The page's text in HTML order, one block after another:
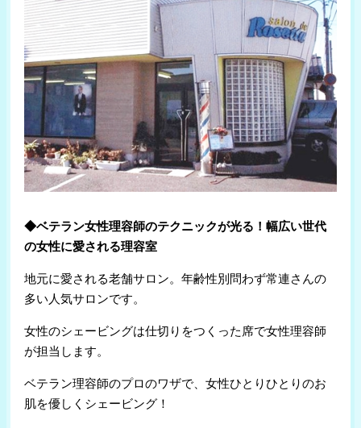
◆ベテラン女性理容師のテクニックが光る！幅広い世代
の女性に愛される理容室
地元に愛される老舗サロン。年齢性別問わず常連さんの
多い人気サロンです。
女性のシェービングは仕切りをつくった席で女性理容師
が担当します。
ベテラン理容師のプロのワザで、女性ひとりひとりのお
肌を優しくシェービング！